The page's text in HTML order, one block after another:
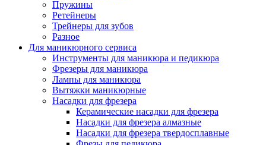
Пружины
Ретейнеры
Трейнеры для зубов
Разное
Для маникюрного сервиса
Инструменты для маникюра и педикюра
Фрезеры для маникюра
Лампы для маникюра
Вытяжки маникюрные
Насадки для фрезера
Керамические насадки для фрезера
Насадки для фрезера алмазные
Насадки для фрезера твердосплавные